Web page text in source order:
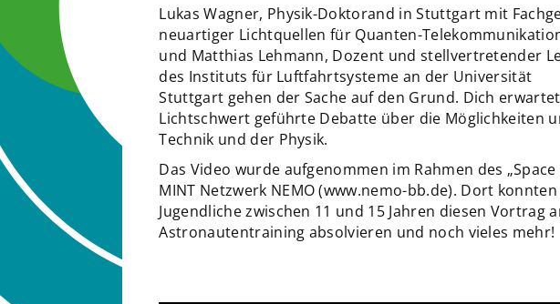
Lukas Wagner, Physik-Doktorand in Stuttgart mit
neuartiger Lichtquellen für Quanten-
und Matthias Lehmann, Dozent und stellvertretender
des Instituts für Luftfahrtsysteme an der Universität
Stuttgart gehen der Sache auf den Grund. Dich
Lichtschwert geführte Debatte über die Möglichkeiten
Technik und der Physik.
Das Video wurde aufgenommen im Rahmen des „Space
MINT Netzwerk NEMO (www.nemo-bb.de). Dort
Jugendliche zwischen 11 und 15 Jahren diesen Vortrag
Astronautentraining absolvieren und noch vieles mehr!